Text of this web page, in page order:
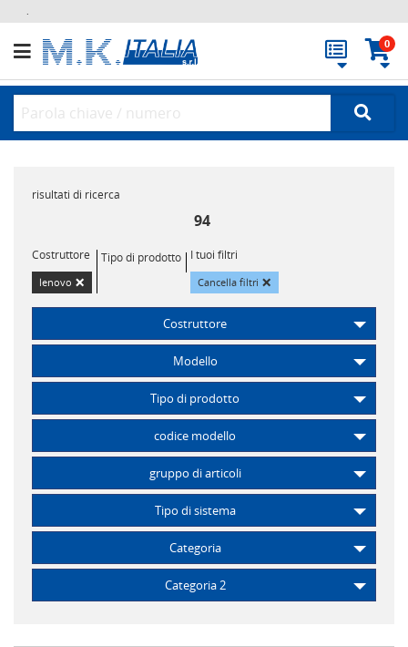
.
0
risultati di ricerca
94
Costruttore
lenovo ×
Tipo di prodotto I tuoi filtri
Cancella filtri ×
Costruttore
Modello
Tipo di prodotto
codice modello
gruppo di articoli
Tipo di sistema
Categoria
Categoria 2